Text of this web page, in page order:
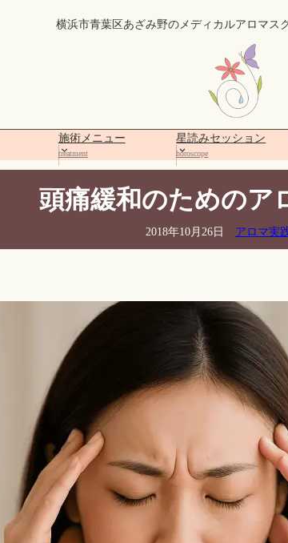
横浜市青葉区あざみ野のメディカルアロマス
施術メニュー
treatment
星読みセッション
horoscope
頭痛緩和のためのア
2018年10月26日 アロマ実